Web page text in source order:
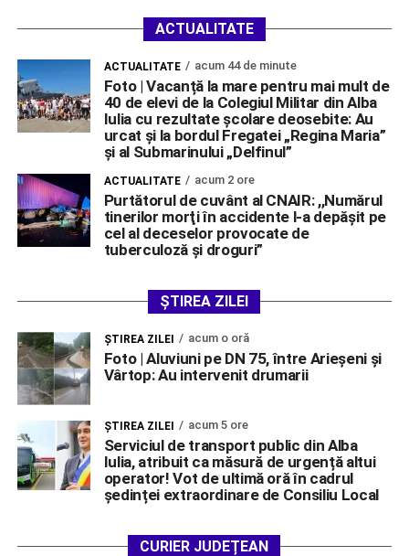
ACTUALITATE
ACTUALITATE acum 44 de minute
Foto | Vacanță la mare pentru mai mult de
40 de elevi de la Colegiul Militar din Alba
Iulia cu rezultate școlare deosebite: Au
urcat și la bordul Fregatei „Regina Maria”
și al Submarinului „Delfinul”
ACTUALITATE acum 2 ore
Purtătorul de cuvânt al CNAIR: ,,Numărul
tinerilor morţi în accidente l-a depăşit pe
cel al deceselor provocate de
tuberculoză şi droguri”
ȘTIREA ZILEI
ŞTIREA ZILEI acum o oră
Foto | Aluviuni pe DN 75, între Arieșeni și
Vârtop: Au intervenit drumarii
ŞTIREA ZILEI acum 5 ore
Serviciul de transport public din Alba
Iulia, atribuit ca măsură de urgență altui
operator! Vot de ultimă oră în cadrul
ședinței extraordinare de Consiliu Local
CURIER JUDEȚEAN